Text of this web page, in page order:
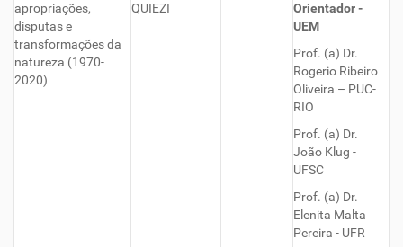
apropriações,
disputas e
transformações da
natureza (1970-
2020)
QUIEZI
Orientador -
UEM
Prof. (a) Dr.
Rogerio Ribeiro
Oliveira – PUC-
RIO
Prof. (a) Dr.
João Klug -
UFSC
Prof. (a) Dr.
Elenita Malta
Pereira - UFR